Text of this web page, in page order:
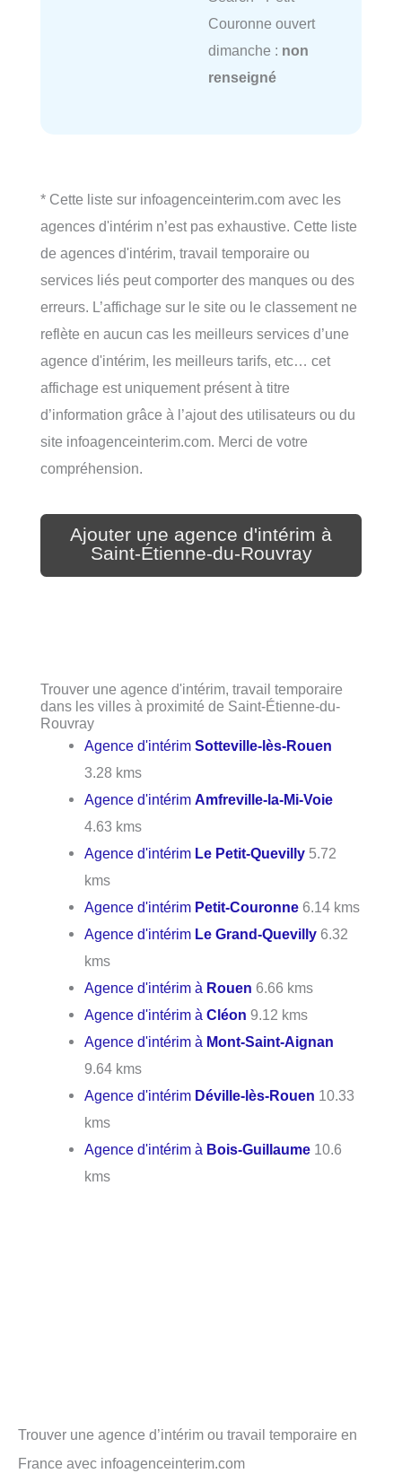
Couronne ouvert
dimanche : non
renseigné
* Cette liste sur infoagenceinterim.com avec les
agences d'intérim n’est pas exhaustive. Cette liste
de agences d'intérim, travail temporaire ou
services liés peut comporter des manques ou des
erreurs. L’affichage sur le site ou le classement ne
reflète en aucun cas les meilleurs services d’une
agence d'intérim, les meilleurs tarifs, etc… cet
affichage est uniquement présent à titre
d’information grâce à l’ajout des utilisateurs ou du
site infoagenceinterim.com. Merci de votre
compréhension.
Ajouter une agence d'intérim à
Saint-Étienne-du-Rouvray
Trouver une agence d'intérim, travail temporaire
dans les villes à proximité de Saint-Étienne-du-
Rouvray
Agence d'intérimSotteville-lès-Rouen
3.28 kms
Agence d'intérimAmfreville-la-Mi-Voie
4.63 kms
Agence d'intérim Le Petit-Quevilly 5.72
kms
Agence d'intérim Petit-Couronne 6.14 kms
Agence d'intérim Le Grand-Quevilly 6.32
kms
Agence d'intérim à Rouen 6.66 kms
Agence d'intérim àCléon 9.12 kms
Agence d'intérim à Mont-Saint-Aignan
9.64 kms
Agence d'intérim Déville-lès-Rouen 10.33
kms
Agence d'intérim à Bois-Guillaume 10.6
kms
Trouver une agence d’intérim ou travail temporaire en
France avec infoagenceinterim.com